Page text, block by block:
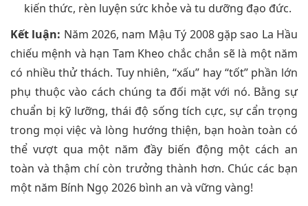
kiến thức, rèn luyện sức khỏe và tu dưỡng đạo đức.
Kết luận: Năm 2026, nam Mậu Tý 2008 gặp sao La Hầu
chiếu mệnh và hạn Tam Kheo chắc chắn sẽ là một năm
có nhiều thử thách. Tuy nhiên, “xấu” hay “tốt” phần lớn
phụ thuộc vào cách chúng ta đối mặt với nó. Bằng sự
chuẩn bị kỹ lưỡng, thái độ sống tích cực, sự cẩn trọng
trong mọi việc và lòng hướng thiện, bạn hoàn toàn có
thể vượt qua một năm đầy biến động một cách an
toàn và thậm chí còn trưởng thành hơn. Chúc các bạn
một năm Bính Ngọ 2026 bình an và vững vàng!